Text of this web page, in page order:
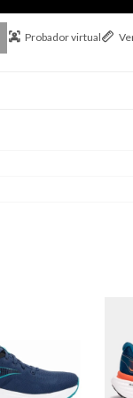
Probador virtual